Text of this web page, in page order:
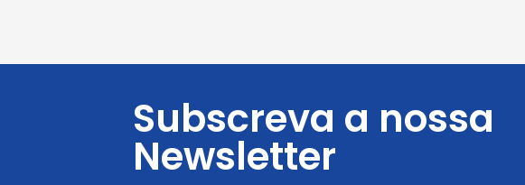
Subscreva a nossa
Newsletter